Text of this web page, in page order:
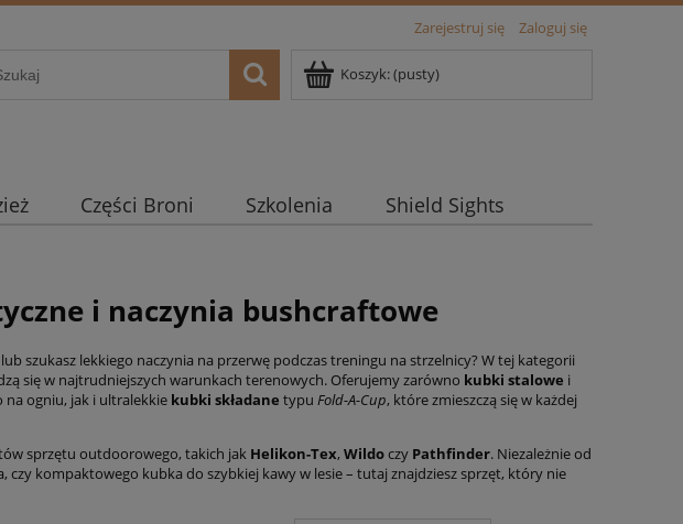
Zarejestruj się Zaloguj się
Koszyk:(pusty)
Części Broni Szkolenia Shield Sights
i naczynia bushcraftowe
szukasz lekkiego naczynia na przerwę podczas treningu na strzelnicy? W tej kategorii
się w najtrudniejszych warunkach terenowych. Oferujemy zarówno kubki stalowe i
ogniu, jak i ultralekkie kubki składane typu Fold-A-Cup, które zmieszczą się w każdej
sprzętu outdoorowego, takich jak Helikon-Tex, Wildoczy Pathfinder. Niezależnie od
kompaktowego kubka do szybkiej kawy w lesie – tutaj znajdziesz sprzęt, który nie